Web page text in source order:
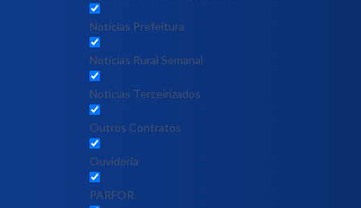
Notícias Prefeitura
Notícias Rural Semanal
Notícias Terceirizados
Outros Contratos
Ouvidoria
PARFOR